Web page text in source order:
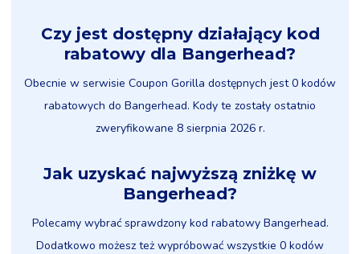
Czy jest dostępny działający kod
rabatowy dla Bangerhead?
Obecnie w serwisie Coupon Gorilla dostępnych jest 0 kodów
rabatowych do Bangerhead. Kody te zostały ostatnio
zweryfikowane 8 sierpnia 2026 r.
Jak uzyskać najwyższą zniżkę w
Bangerhead?
Polecamy wybrać sprawdzony kod rabatowy Bangerhead.
Dodatkowo możesz też wypróbować wszystkie 0 kodów